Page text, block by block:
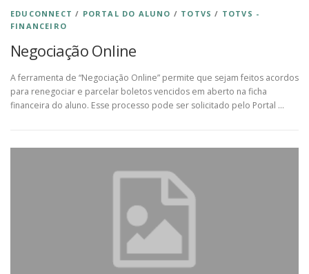
EDUCONNECT / PORTAL DO ALUNO / TOTVS / TOTVS -
FINANCEIRO
Negociação Online
A ferramenta de “Negociação Online” permite que sejam feitos acordos
para renegociar e parcelar boletos vencidos em aberto na ficha
financeira do aluno. Esse processo pode ser solicitado pelo Portal …